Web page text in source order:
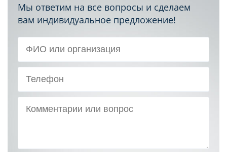
Мы ответим на все вопросы и сделаем
вам индивидуальное предложение!